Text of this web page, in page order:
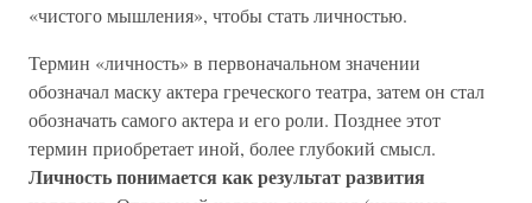
«чистого мышления», чтобы стать личностью.
Термин «личность» в первоначальном значении
обозначал маску актера греческого театра, затем он стал
обозначать самого актера и его роли. Позднее этот
термин приобретает иной, более глубокий смысл.
Личность понимается как результат развития